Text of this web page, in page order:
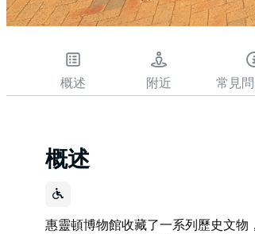
概述 附近 常見
概述
惠靈頓博物館收藏了一系列歷史文